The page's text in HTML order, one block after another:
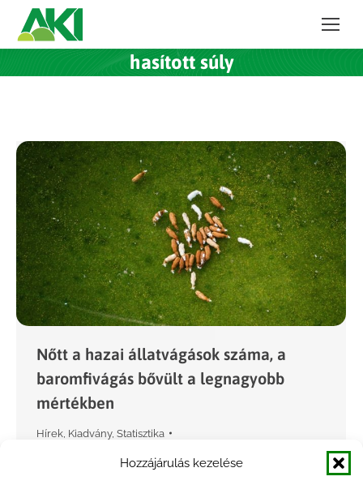
Hozzájárulás kezelése
hasított súly
Nőtt a hazai állatvágások száma, a
baromfivágás bővült a legnagyobb
mértékben
Hírek Kiadvány, Statisztika